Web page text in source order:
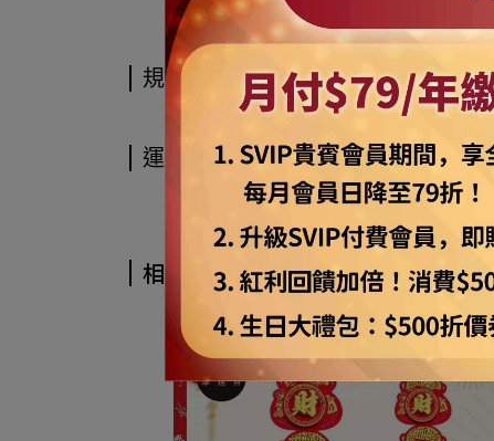
※ 商品如經拆封且商品
規格說明
運送方式
相關商品